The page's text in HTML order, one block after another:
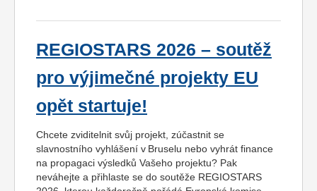
REGIOSTARS 2026 – soutěž
pro výjimečné projekty EU
opět startuje!
Chcete zviditelnit svůj projekt, zúčastnit se
slavnostního vyhlášení v Bruselu nebo vyhrát finance
na propagaci výsledků Vašeho projektu? Pak
neváhejte a přihlaste se do soutěže REGIOSTARS